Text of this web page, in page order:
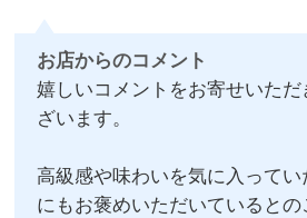
お店からのコメント
嬉しいコメントをお寄せいた
ざいます。
高級感や味わいを気に入って
にもお褒めいただいているとの